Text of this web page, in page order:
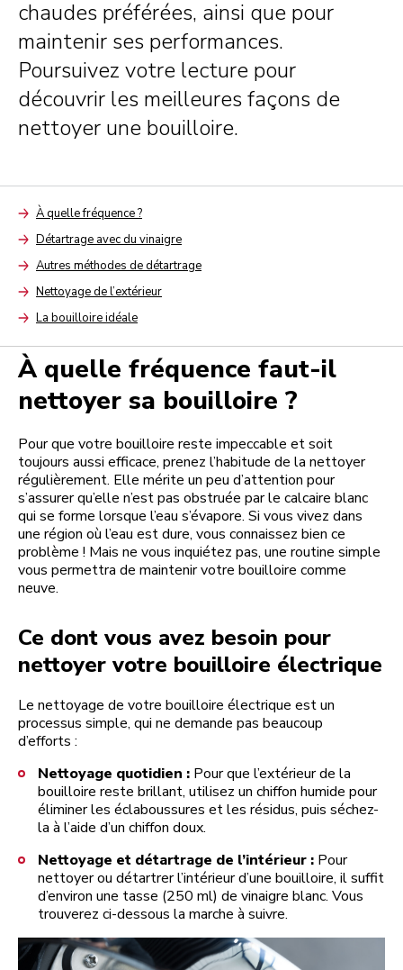
chaudes préférées, ainsi que pour
maintenir ses performances.
Poursuivez votre lecture pour
découvrir les meilleures façons de
nettoyer une bouilloire.
ArrowÀ quelle fréquence ?
ArrowDétartrage avec du vinaigre
ArrowAutres méthodes de détartrage
ArrowNettoyage de l’extérieur
ArrowLa bouilloire idéale
À quelle fréquence faut-il
nettoyer sa bouilloire ?
Pour que votre bouilloire reste impeccable et soit
toujours aussi efficace, prenez l’habitude de la nettoyer
régulièrement. Elle mérite un peu d’attention pour
s’assurer qu’elle n’est pas obstruée par le calcaire blanc
qui se forme lorsque l’eau s’évapore. Si vous vivez dans
une région où l’eau est dure, vous connaissez bien ce
problème ! Mais ne vous inquiétez pas, une routine simple
vous permettra de maintenir votre bouilloire comme
neuve.
Ce dont vous avez besoin pour
nettoyer votre bouilloire électrique
Le nettoyage de votre bouilloire électrique est un
processus simple, qui ne demande pas beaucoup
d’efforts :
Nettoyage quotidien : Pour que l’extérieur de la
bouilloire reste brillant, utilisez un chiffon humide pour
éliminer les éclaboussures et les résidus, puis séchez-
la à l’aide d’un chiffon doux.
Nettoyage et détartrage de l’intérieur : Pour
nettoyer ou détartrer l’intérieur d’une bouilloire, il suffit
d’environ une tasse (250 ml) de vinaigre blanc. Vous
trouverez ci-dessous la marche à suivre.